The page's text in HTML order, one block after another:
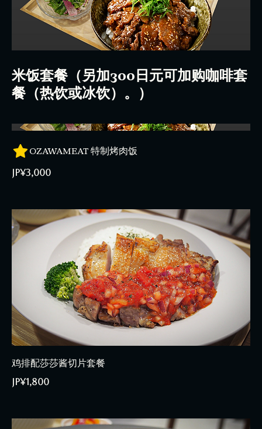
米饭套餐（另加300日元可加购咖啡套
餐（热饮或冰饮）。）
OZAWAMEAT 特制烤肉饭
JP¥3,000
鸡排配莎莎酱切片套餐
JP¥1,800